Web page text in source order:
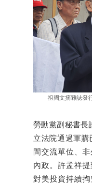
祖國文摘雜誌發
勞動黨副秘書長
立法院通過軍購
間交流單位、
內政。許孟祥
對美投資持續